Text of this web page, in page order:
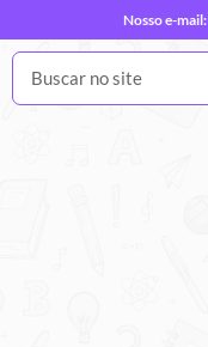
Nosso e-mail: